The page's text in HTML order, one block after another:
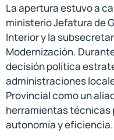
La apertura estuvo a
ministerio Jefatura de
Interior y la
Modernización.
decisión política
administraciones
Provincial como un
herramientas técnicas
autonomía y eficiencia.